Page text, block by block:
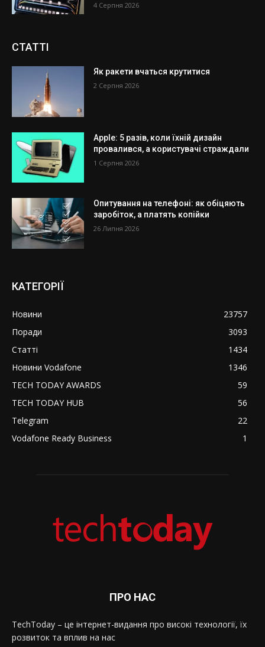
4 Серпня 2026
СТАТТІ
Як ракети вчаться крутитися
2 Серпня 2026
Apple: 5 разів, коли їхній дизайн
провалився, а користувачі страждали
1 Серпня 2026
Опитування на телефоні: як обіцяють
заробіток, а платять копійки
26 Липня 2026
КАТЕГОРІЇ
Новини
23757
Поради
3093
Статті
1434
Новини Vodafone
1346
TECH TODAY AWARDS
59
TECH TODAY HUB
56
Telegram
22
Vodafone Ready Business
1
ПРО НАС
TechToday – це інтернет-видання про високі технології, їх
розвиток та вплив на нас